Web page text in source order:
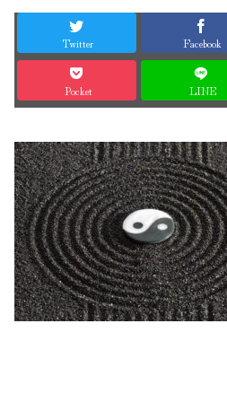
Twitter Facebook
Pocket LINE